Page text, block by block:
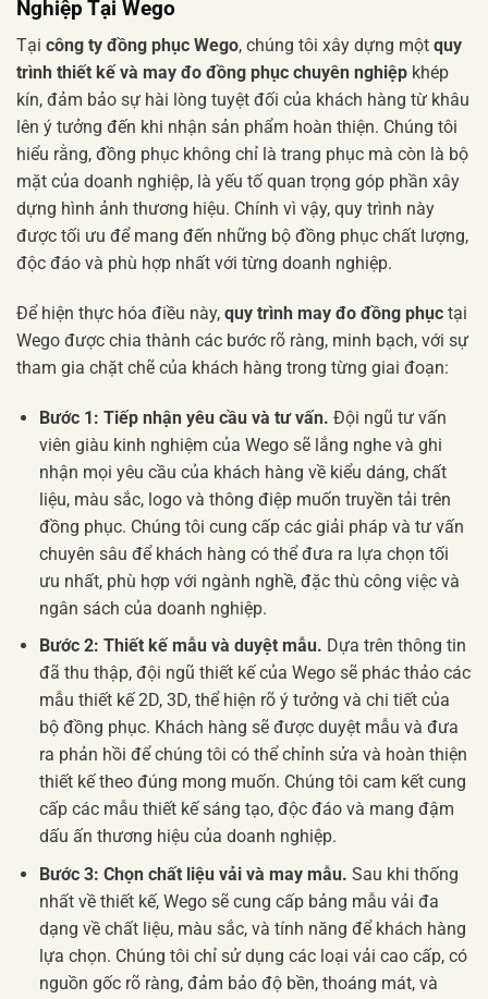
Nghiệp Tại Wego
Tại công ty đồng phục Wego, chúng tôi xây dựng một quy
trình thiết kế và may đo đồng phục chuyên nghiệp khép
kín, đảm bảo sự hài lòng tuyệt đối của khách hàng từ khâu
lên ý tưởng đến khi nhận sản phẩm hoàn thiện. Chúng tôi
hiểu rằng, đồng phục không chỉ là trang phục mà còn là bộ
mặt của doanh nghiệp, là yếu tố quan trọng góp phần xây
dựng hình ảnh thương hiệu. Chính vì vậy, quy trình này
được tối ưu để mang đến những bộ đồng phục chất lượng,
độc đáo và phù hợp nhất với từng doanh nghiệp.
Để hiện thực hóa điều này, quy trình may đo đồng phục tại
Wego được chia thành các bước rõ ràng, minh bạch, với sự
tham gia chặt chẽ của khách hàng trong từng giai đoạn:
Bước 1: Tiếp nhận yêu cầu và tư vấn. Đội ngũ tư vấn
viên giàu kinh nghiệm của Wego sẽ lắng nghe và ghi
nhận mọi yêu cầu của khách hàng về kiểu dáng, chất
liệu, màu sắc, logo và thông điệp muốn truyền tải trên
đồng phục. Chúng tôi cung cấp các giải pháp và tư vấn
chuyên sâu để khách hàng có thể đưa ra lựa chọn tối
ưu nhất, phù hợp với ngành nghề, đặc thù công việc và
ngân sách của doanh nghiệp.
Bước 2: Thiết kế mẫu và duyệt mẫu. Dựa trên thông tin
đã thu thập, đội ngũ thiết kế của Wego sẽ phác thảo các
mẫu thiết kế 2D, 3D, thể hiện rõ ý tưởng và chi tiết của
bộ đồng phục. Khách hàng sẽ được duyệt mẫu và đưa
ra phản hồi để chúng tôi có thể chỉnh sửa và hoàn thiện
thiết kế theo đúng mong muốn. Chúng tôi cam kết cung
cấp các mẫu thiết kế sáng tạo, độc đáo và mang đậm
dấu ấn thương hiệu của doanh nghiệp.
Bước 3: Chọn chất liệu vải và may mẫu. Sau khi thống
nhất về thiết kế, Wego sẽ cung cấp bảng mẫu vải đa
dạng về chất liệu, màu sắc, và tính năng để khách hàng
lựa chọn. Chúng tôi chỉ sử dụng các loại vải cao cấp, có
nguồn gốc rõ ràng, đảm bảo độ bền, thoáng mát, và